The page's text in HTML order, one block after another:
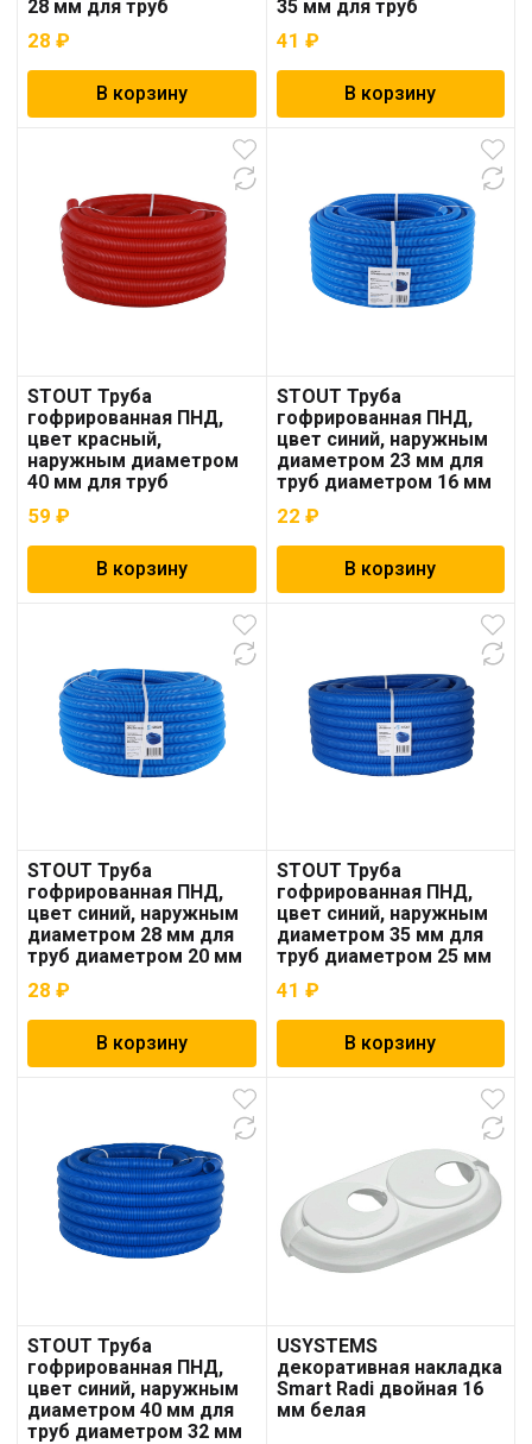
28 мм для труб
диаметром 20 мм
28 ₽
В корзину
35 мм для труб
диаметром 25 мм
41 ₽
В корзину
STOUT Труба
гофрированная ПНД,
цвет красный,
наружным диаметром
40 мм для труб
59 ₽
В корзину
STOUT Труба
гофрированная ПНД,
цвет синий, наружным
диаметром 23 мм для
труб диаметром 16 мм
22 ₽
В корзину
STOUT Труба
гофрированная ПНД,
цвет синий, наружным
диаметром 28 мм для
труб диаметром 20 мм
28 ₽
В корзину
STOUT Труба
гофрированная ПНД,
цвет синий, наружным
диаметром 35 мм для
труб диаметром 25 мм
41 ₽
В корзину
STOUT Труба
гофрированная ПНД,
цвет синий, наружным
диаметром 40 мм для
труб диаметром 32 мм
USYSTEMS
декоративная накладка
Smart Radi двойная 16
мм белая